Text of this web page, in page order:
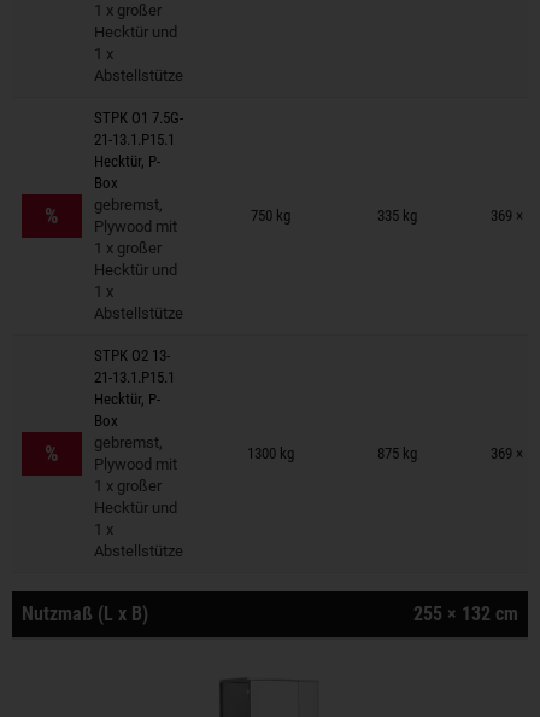
1 x großer
Hecktür und
1 x
Abstellstütze
%
STPK O1 7.5G-
21-13.1.P15.1
Hecktür, P-
Box
gebremst,
Plywood mit
1 x großer
Hecktür und
1 x
Abstellstütze
750 kg 335 kg 369 ×
Anhänger auf Merkzettel
%
STPK O2 13-
21-13.1.P15.1
Hecktür, P-
Box
gebremst,
Plywood mit
1 x großer
Hecktür und
1 x
Abstellstütze
1300 kg 875 kg 369 ×
Anhänger auf Merkzettel
Nutzmaß (L x B) 255 × 132 cm